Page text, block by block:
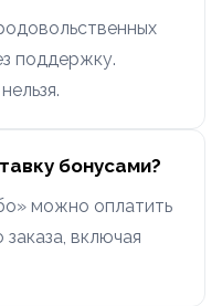
поддержку.
бонусами?
можно оплатить
включая